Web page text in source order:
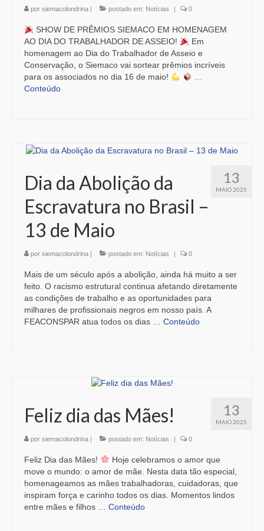
por siemacolondrina postado em: Notícias 0
SHOW DE PRÊMIOS SIEMACO EM HOMENAGEM
AO DIA DO TRABALHADOR DE ASSEIO!
Em
homenagem ao Dia do Trabalhador de Asseio e
Conservação, o Siemaco vai sortear prêmios incríveis
para os associados no dia 16 de maio!
…
Conteúdo
13
MAIO 2025
Dia da Abolição da
Escravatura no Brasil –
13 de Maio
por siemacolondrina | postado em: Notícias | 0
Mais de um século após a abolição, ainda há muito a ser
feito. O racismo estrutural continua afetando diretamente
as condições de trabalho e as oportunidades para
milhares de profissionais negros em nosso país. A
FEACONSPAR atua todos os dias … Conteúdo
13
MAIO 2025
Feliz dia das Mães!
por siemacolondrina | postado em: Notícias | 0
Feliz Dia das Mães!
Hoje celebramos o amor que
move o mundo: o amor de mãe. Nesta data tão especial,
homenageamos as mães trabalhadoras, cuidadoras, que
inspiram força e carinho todos os dias. Momentos lindos
entre mães e filhos … Conteúdo